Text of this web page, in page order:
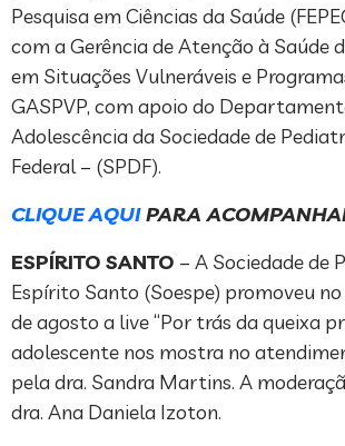
Pesquisa em Ciências da Saúde
com a Gerência de Atenção à Saúde
em Situações Vulneráveis e
GASPVP, com apoio do
Adolescência da Sociedade de
Federal – (SPDF).
CLIQUE AQUIPARA
ESPÍRITO SANTO – A Sociedade de
Espírito Santo (Soespe) promoveu
de agosto a live “Por trás da queixa
adolescente nos mostra no
pela dra. Sandra Martins. A
dra. Ana Daniela Izoton.